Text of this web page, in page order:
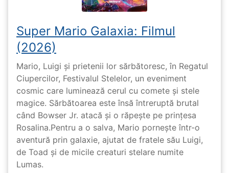
Super Mario Galaxia: Filmul
(2026)
Mario, Luigi și prietenii lor sărbătoresc, în Regatul
Ciupercilor, Festivalul Stelelor, un eveniment
cosmic care luminează cerul cu comete și stele
magice. Sărbătoarea este însă întreruptă brutal
când Bowser Jr. atacă și o răpește pe prinţesa
Rosalina.Pentru a o salva, Mario pornește într-o
aventură prin galaxie, ajutat de fratele său Luigi,
de Toad și de micile creaturi stelare numite
Lumas.